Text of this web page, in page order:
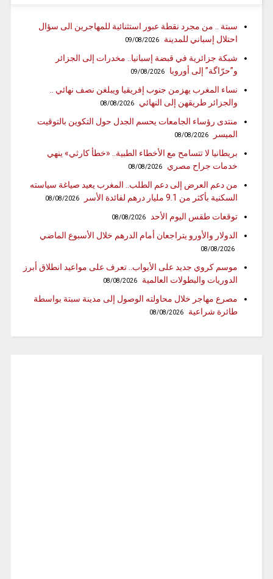
سبتة .. من مجرد نقطة عبور استثنائية للمهاجرين الى سؤال
احتلال إسباني للمدينة
09/08/2026
شبكة جزائرية في قبضة إسبانيا.. مخدرات إلى الجزائر
و”حرّاگة” إلى أوروبا
09/08/2026
نساء المغرب يهزمن جنوب إفريقيا ويبلغن نصف نهائي ..
والجزائر طريقهن إلى النهائي
08/08/2026
منتدى رؤساء الجامعات يحسم الجدل حول التكوين بالتوقيت
الميسر
08/08/2026
بريطانيا لا تتسامح مع الأخطاء الطبية.. «خطأ كارثي» ينهي
خدمات جراح مصري
08/08/2026
من دعم العرض إلى دعم الطلب.. المغرب يعيد صياغة سياسته
السكنية بأكثر من 9.1 مليار درهم لفائدة الأسر
08/08/2026
توقعات طقس اليوم الأحد 08/08/2026
الدولار والأورو يتراجعان أمام الدرهم خلال الأسبوع الماضي
08/08/2026
موسم كروي جديد على الأبواب.. تعرف على مواعيد انطلاق أبرز
الدوريات والبطولات العالمية
08/08/2026
مصرع مهاجر خلال محاولته الوصول إلى مدينة سبتة بواسطة
طائرة شراعية
08/08/2026